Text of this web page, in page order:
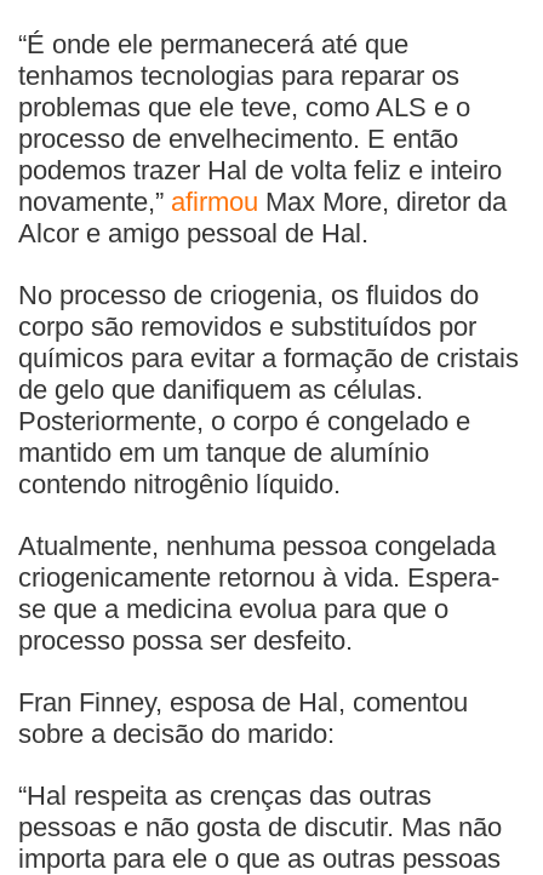
“É onde ele permanecerá até que
tenhamos tecnologias para reparar os
problemas que ele teve, como ALS e o
processo de envelhecimento. E então
podemos trazer Hal de volta feliz e inteiro
novamente,” afirmou Max More, diretor da
Alcor e amigo pessoal de Hal.
No processo de criogenia, os fluidos do
corpo são removidos e substituídos por
químicos para evitar a formação de cristais
de gelo que danifiquem as células.
Posteriormente, o corpo é congelado e
mantido em um tanque de alumínio
contendo nitrogênio líquido.
Atualmente, nenhuma pessoa congelada
criogenicamente retornou à vida. Espera-
se que a medicina evolua para que o
processo possa ser desfeito.
Fran Finney, esposa de Hal, comentou
sobre a decisão do marido:
“Hal respeita as crenças das outras
pessoas e não gosta de discutir. Mas não
importa para ele o que as outras pessoas